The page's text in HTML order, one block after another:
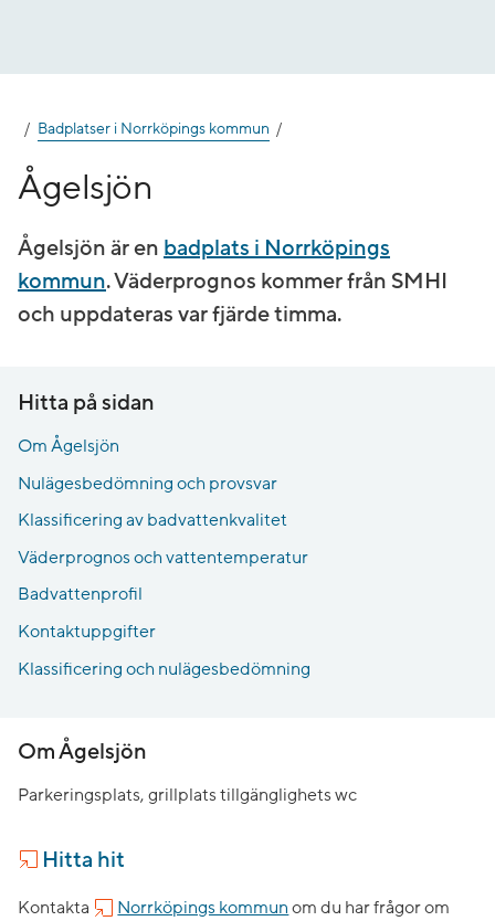
Badplatser i Norrköpings kommun
Ågelsjön
Ågelsjön är en badplats i Norrköpings
kommun. Väderprognos kommer från SMHI
och uppdateras var fjärde timma.
Hitta på sidan
Om Ågelsjön
Nulägesbedömning och provsvar
Klassificering av badvattenkvalitet
Väderprognos och vattentemperatur
Badvattenprofil
Kontaktuppgifter
Klassificering och nulägesbedömning
Om Ågelsjön
Parkeringsplats, grillplats tillgänglighets wc
Hitta hit
Kontakta Norrköpings kommun om du har frågor om